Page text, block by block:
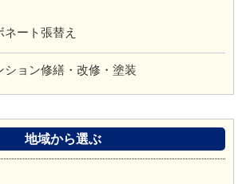
ート張替え
ション修繕・改修・塗装
地域から選ぶ